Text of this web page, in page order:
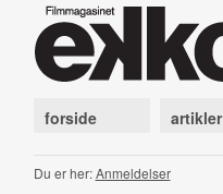
forside artikler
Du er her:Anmeldelser